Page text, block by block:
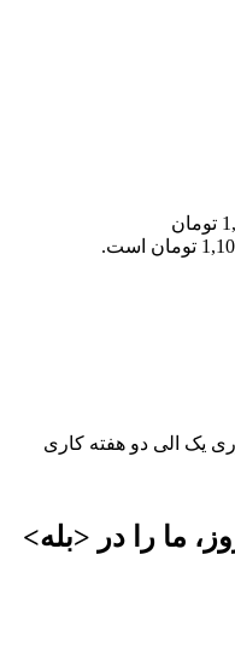
قیمت اصلی 1,250,000 تومان
یک الی دو هفته کاری
ما را در <بله>